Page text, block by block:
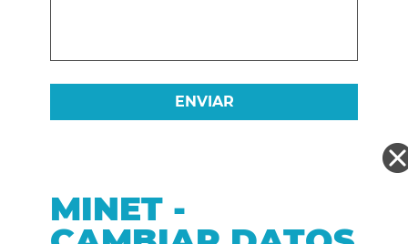
MINET -